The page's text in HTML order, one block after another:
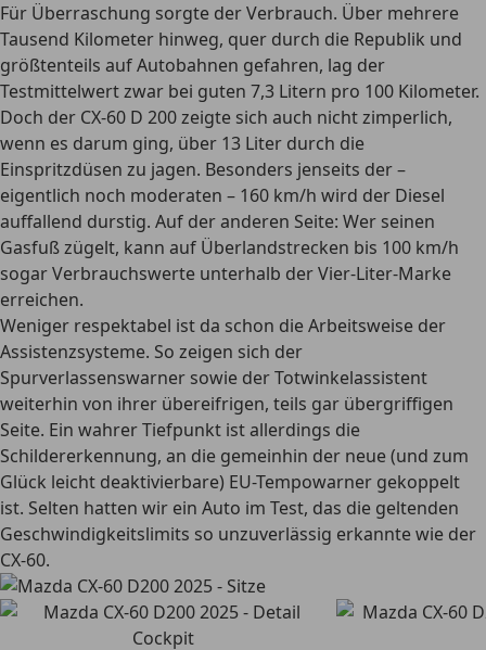
Für Überraschung sorgte der Verbrauch. Über mehrere
Tausend Kilometer hinweg, quer durch die Republik und
größtenteils auf Autobahnen gefahren, lag der
Testmittelwert zwar bei guten 7,3 Litern pro 100 Kilometer.
Doch der CX-60 D 200 zeigte sich auch nicht zimperlich,
wenn es darum ging, über 13 Liter durch die
Einspritzdüsen zu jagen. Besonders jenseits der –
eigentlich noch moderaten – 160 km/h wird der Diesel
auffallend durstig. Auf der anderen Seite: Wer seinen
Gasfuß zügelt, kann auf Überlandstrecken bis 100 km/h
sogar Verbrauchswerte unterhalb der Vier-Liter-Marke
erreichen.
Weniger respektabel ist da schon die Arbeitsweise der
Assistenzsysteme. So zeigen sich der
Spurverlassenswarner sowie der Totwinkelassistent
weiterhin von ihrer übereifrigen, teils gar übergriffigen
Seite. Ein wahrer Tiefpunkt ist allerdings die
Schildererkennung, an die gemeinhin der neue (und zum
Glück leicht deaktivierbare) EU-Tempowarner gekoppelt
ist. Selten hatten wir ein Auto im Test, das die geltenden
Geschwindigkeitslimits so unzuverlässig erkannte wie der
CX-60.